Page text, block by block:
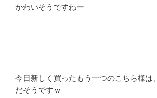
かわいそうですねー
今日新しく買ったもう一つのこちら様は
だそうですｗ